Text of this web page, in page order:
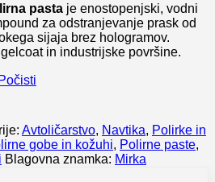
pasta je enostopenjski, vodni
za odstranjevanje prask od
sijaja brez hologramov.
in industrijske površine.
Počisti
Avtoličarstvo, Navtika, Polirke in
gobe in kožuhi, Polirne paste,
Blagovna znamka: Mirka